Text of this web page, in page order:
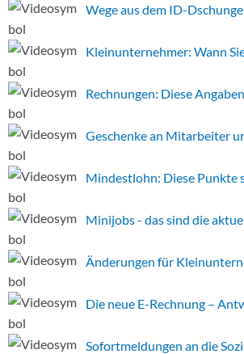
Wege aus dem ID-
Kleinunternehmer: Wann
Rechnungen: Diese
Geschenke an Mitarbeiter
Mindestlohn: Diese Punkte
Minijobs - das sind die
Änderungen für
Die neue E-Rechnung –
Sofortmeldungen an die